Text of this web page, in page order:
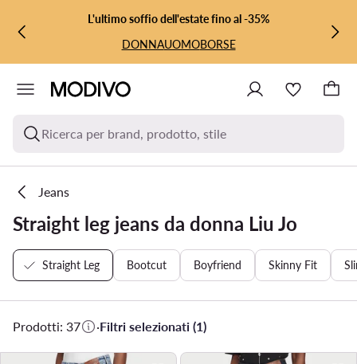
VAI AL CONTENUTO PRINCIPALE
VAI ALLA RICERCAL'ultimo soffio dell'estate fino al -35%
DONNAUOMOBORSE
Ricerca per brand, prodotto, stile
Jeans
Straight leg jeans da donna Liu Jo
Straight Leg Bootcut Boyfriend Skinny Fit
Prodotti: 37 ·Filtri selezionati (1)